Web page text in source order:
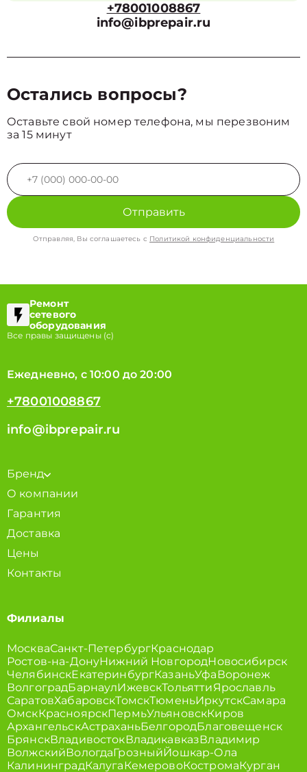
+78001008867
info@ibprepair.ru
Остались вопросы?
Оставьте свой номер телефона, мы перезвоним
за 15 минут
Отправить
Отправляя, Вы соглашаетесь с Политикой конфиденциальности
Ремонт
сетевого
оборудования
Все правы защищены (с)
Ежедневно, с 10:00 до 20:00
+78001008867
info@ibprepair.ru
Бренд
О компании
Гарантия
Доставка
Цены
Контакты
Филиалы
МоскваСанкт-ПетербургКраснодар
Ростов-на-ДонуНижний НовгородНовосибирск
ЧелябинскЕкатеринбургКазаньУфаВоронеж
ВолгоградБарнаулИжевскТольяттиЯрославль
СаратовХабаровскТомскТюменьИркутскСамара
ОмскКрасноярскПермьУльяновскКиров
АрхангельскАстраханьБелгородБлаговещенск
БрянскВладивостокВладикавказВладимир
ВолжскийВологдаГрозныйЙошкар-Ола
КалининградКалугаКемеровоКостромаКурган